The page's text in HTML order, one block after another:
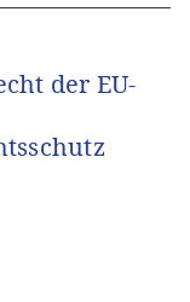
der EU-